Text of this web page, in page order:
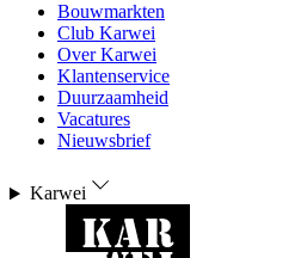
Bouwmarkten
Club Karwei
Over Karwei
Klantenservice
Duurzaamheid
Vacatures
Nieuwsbrief
Karwei